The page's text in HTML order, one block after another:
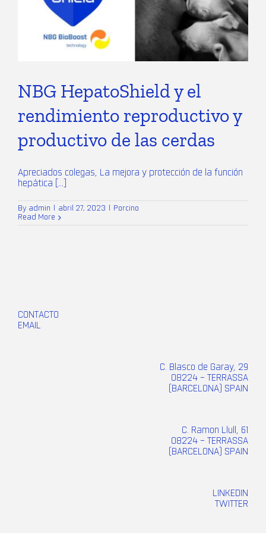
NBG HepatoShield y el
rendimiento reproductivo y
productivo de las cerdas
Apreciados colegas, La mejora y protección de la función
hepática [...]
By admin abril 27, 2023
Porcino
Read More
CONTACTO
EMAIL
C. Blasco de Garay, 29
08224 – TERRASSA
(BARCELONA) SPAIN
C. Ramon Llull, 61
08224 – TERRASSA
(BARCELONA) SPAIN
LINKEDIN
TWITTER